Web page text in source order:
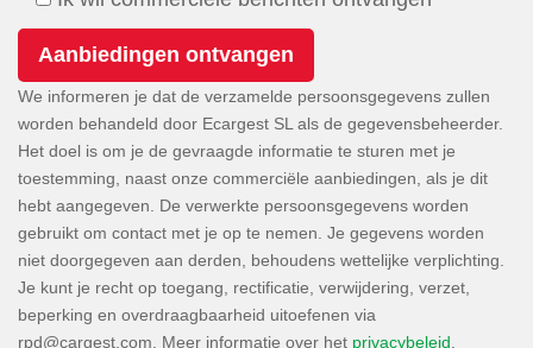
We informeren je dat de verzamelde persoonsgegevens zullen
worden behandeld door Ecargest SL als de gegevensbeheerder.
Het doel is om je de gevraagde informatie te sturen met je
toestemming, naast onze commerciële aanbiedingen, als je dit
hebt aangegeven. De verwerkte persoonsgegevens worden
gebruikt om contact met je op te nemen. Je gegevens worden
niet doorgegeven aan derden, behoudens wettelijke verplichting.
Je kunt je recht op toegang, rectificatie, verwijdering, verzet,
beperking en overdraagbaarheid uitoefenen via
. Meer informatie over het privacybeleid